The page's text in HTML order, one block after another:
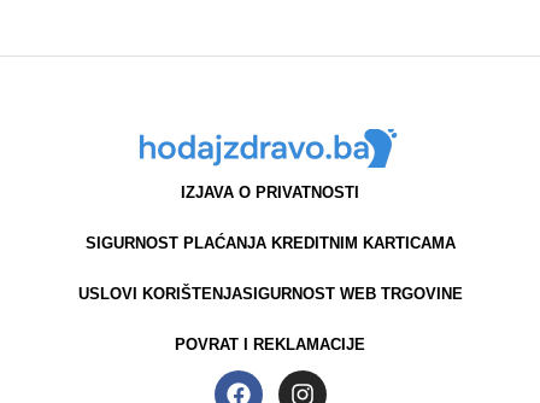
IZJAVA O PRIVATNOSTI
SIGURNOST PLAĆANJA KREDITNIM KARTICAMA
USLOVI KORIŠTENJASIGURNOST WEB TRGOVINE
POVRAT I REKLAMACIJE